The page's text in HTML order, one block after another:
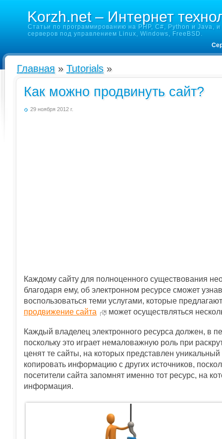
Korzh.net – Интернет
Статьи по программированию на PHP, C#, Python и Java,
серверов под управлением Linux, Windows, FreeBSD.
Главная » Tutorials »
Как можно продвинуть сайт?
29 ноября 2012 г.
Каждому сайту для полноценного существования
благодаря ему, об электронном ресурсе сможет
воспользоваться теми услугами, которые
продвижение сайта
может осуществляться
Каждый владелец электронного ресурса должен, в
поскольку это играет немаловажную роль при
ценят те сайты, на которых представлен
копировать информацию с других источников,
посетители сайта запомнят именно тот ресурс, на
информация.